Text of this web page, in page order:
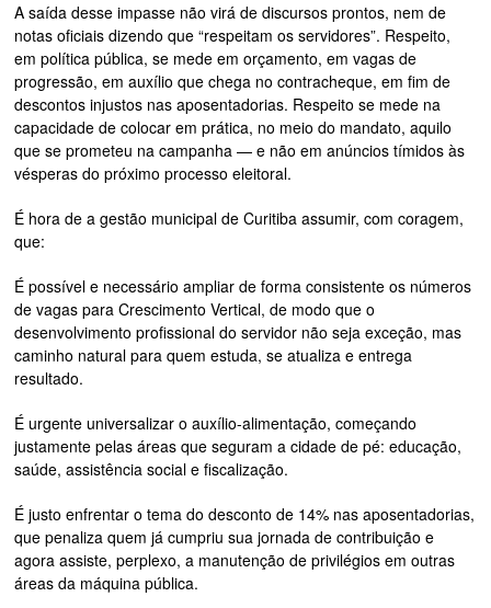
A saída desse impasse não virá de discursos prontos, nem de
notas oficiais dizendo que “respeitam os servidores”. Respeito,
em política pública, se mede em orçamento, em vagas de
progressão, em auxílio que chega no contracheque, em fim de
descontos injustos nas aposentadorias. Respeito se mede na
capacidade de colocar em prática, no meio do mandato, aquilo
que se prometeu na campanha — e não em anúncios tímidos às
vésperas do próximo processo eleitoral.
É hora de a gestão municipal de Curitiba assumir, com coragem,
que:
É possível e necessário ampliar de forma consistente os números
de vagas para Crescimento Vertical, de modo que o
desenvolvimento profissional do servidor não seja exceção, mas
caminho natural para quem estuda, se atualiza e entrega
resultado.
É urgente universalizar o auxílio-alimentação, começando
justamente pelas áreas que seguram a cidade de pé: educação,
saúde, assistência social e fiscalização.
É justo enfrentar o tema do desconto de 14% nas aposentadorias,
que penaliza quem já cumpriu sua jornada de contribuição e
agora assiste, perplexo, a manutenção de privilégios em outras
áreas da máquina pública.